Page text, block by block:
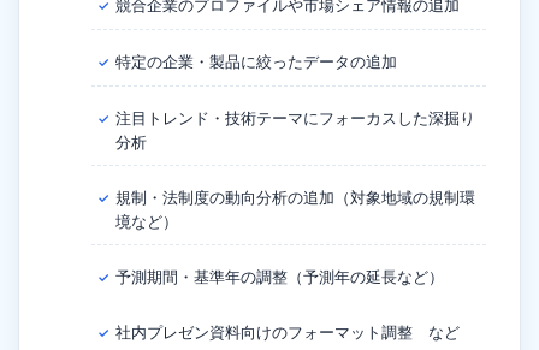
✓ 競合企業のプロファイルや市場シェア情報の追加
✓ 特定の企業・製品に絞ったデータの追加
✓ 注目トレンド・技術テーマにフォーカスした深掘り
分析
✓ 規制・法制度の動向分析の追加（対象地域の規制環
境など）
✓ 予測期間・基準年の調整（予測年の延長など）
✓ 社内プレゼン資料向けのフォーマット調整 など